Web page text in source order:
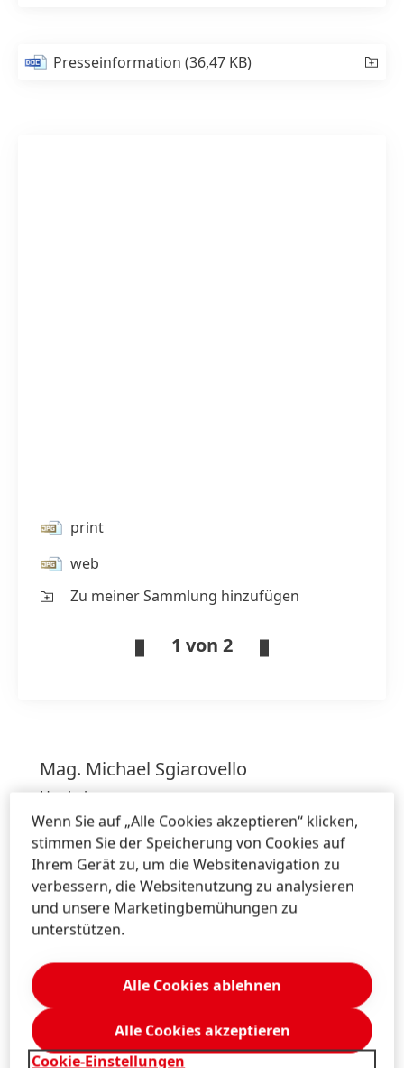
Presseinformation(36,47 KB)
print
web
Zu meiner Sammlung hinzufügen
1 von 2
Mag. Michael Sgiarovello
Henkel
Corporate Communications
Austria, Bosnia, Bulgaria, Croatia, Romania,
Serbia, Slovenia
+43 676 8993 2744
michael.sgiarovello@henkel.com
Zu meiner Sammlung hinzufügen
Wenn Sie auf „Alle Cookies akzeptieren“ klicken,
stimmen Sie der Speicherung von Cookies auf
Ihrem Gerät zu, um die Websitenavigation zu
verbessern, die Websitenutzung zu analysieren
und unsere Marketingbemühungen zu
unterstützen.
Cookie-Einstellungen
Alle Cookies ablehnen
Alle Cookies akzeptieren